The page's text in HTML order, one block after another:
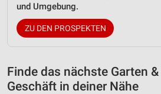
und Umgebung.
ZU DEN PROSPEKTEN
Finde das nächste Garten
Geschäft in deiner Nähe